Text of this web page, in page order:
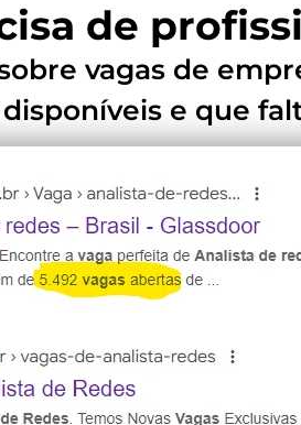
de
vagas de
e que